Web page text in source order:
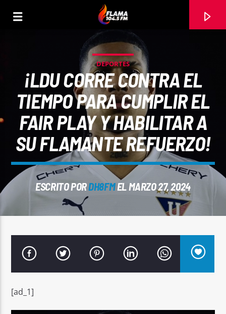
CANCIÓN ACTUAL
ARTISTA
Señal FM
DEPORTES
¡LDU CORRE CONTRA EL
TIEMPO PARA CUMPLIR EL
FAIR PLAY Y HABILITAR A
SU FLAMANTE REFUERZO!
ESCRITO PORDH8FMEL MARZO 27, 2024
[ad_1]